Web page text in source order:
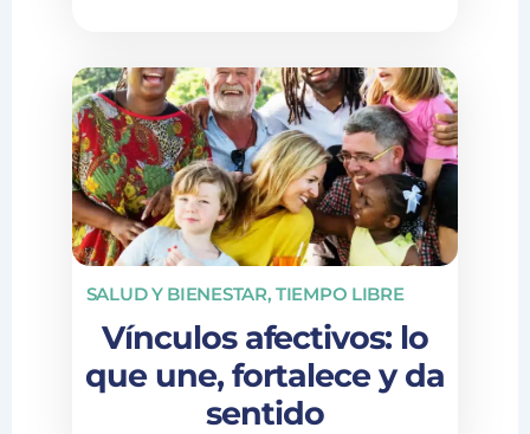
SALUD Y BIENESTAR,TIEMPO LIBRE
Vínculos afectivos: lo
que une, fortalece y da
sentido